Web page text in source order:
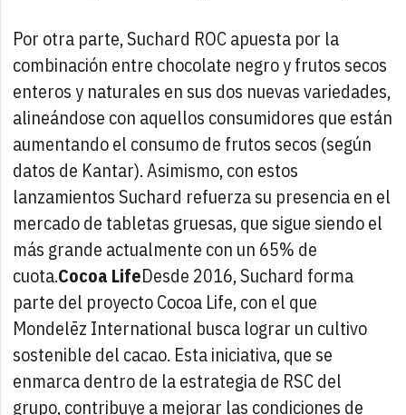
Por otra parte, Suchard ROC apuesta por la
combinación entre chocolate negro y frutos secos
enteros y naturales en sus dos nuevas variedades,
alineándose con aquellos consumidores que están
aumentando el consumo de frutos secos (según
datos de Kantar). Asimismo, con estos
lanzamientos Suchard refuerza su presencia en el
mercado de tabletas gruesas, que sigue siendo el
más grande actualmente con un 65% de
cuota.Cocoa LifeDesde 2016, Suchard forma
parte del proyecto Cocoa Life, con el que
Mondelēz International busca lograr un cultivo
sostenible del cacao. Esta iniciativa, que se
enmarca dentro de la estrategia de RSC del
grupo, contribuye a mejorar las condiciones de